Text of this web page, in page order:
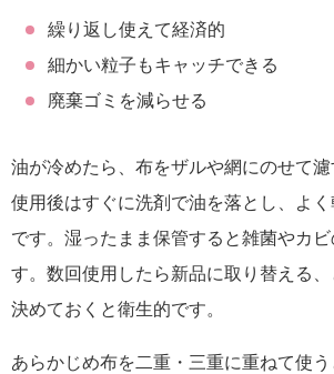
繰り返し使えて経済的
細かい粒子もキャッチできる
廃棄ゴミを減らせる
油が冷めたら、布をザルや網にのせて濾
使用後はすぐに洗剤で油を落とし、よ
です。湿ったまま保管すると雑菌やカビ
す。数回使用したら新品に取り替える
決めておくと衛生的です。
あらかじめ布を二重・三重に重ねて使